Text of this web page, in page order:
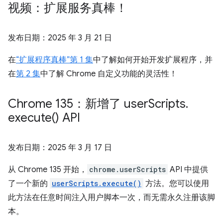
视频：扩展服务真棒！
发布日期： 2025 年 3 月 21 日
在“扩展程序真棒”第 1 集中了解如何开始开发扩展程序，并
在第 2 集中了解 Chrome 自定义功能的灵活性！
Chrome 135：新增了 userScripts.
execute() API
发布日期： 2025 年 3 月 17 日
从 Chrome 135 开始， chrome.userScripts API 中提供
了一个新的 userScripts.execute() 方法。您可以使用
此方法在任意时间注入用户脚本一次，而无需永久注册该脚
本。